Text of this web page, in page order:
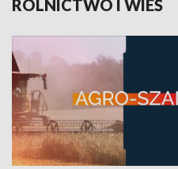
ROLNICTWO I WIEŚ